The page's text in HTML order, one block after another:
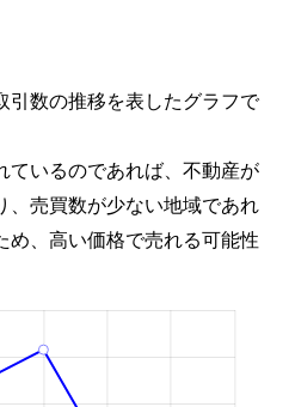
引数の推移を表したグラフで
ているのであれば、不動産が
、売買数が少ない地域であれ
め、高い価格で売れる可能性